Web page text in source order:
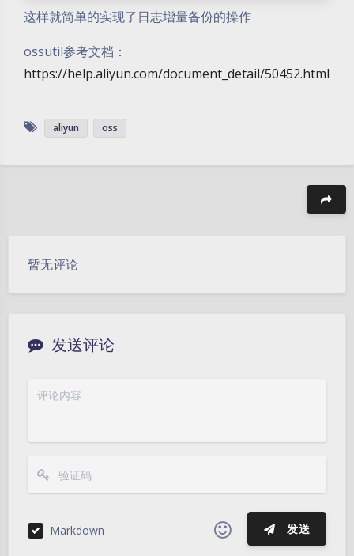
这样就简单的实现了日志增量备份的操作
ossutil参考文档：
https://help.aliyun.com/document_detail/50452.html
aliyun oss
暂无评论
发送评论
Markdown 发送